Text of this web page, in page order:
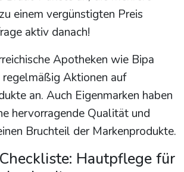
einem vergünstigten Preis
aktiv danach!
Apotheken wie Bipa
Aktionen auf
an. Auch Eigenmarken haben
hervorragende Qualität und
Bruchteil der Markenprodukte.
Hautpflege für